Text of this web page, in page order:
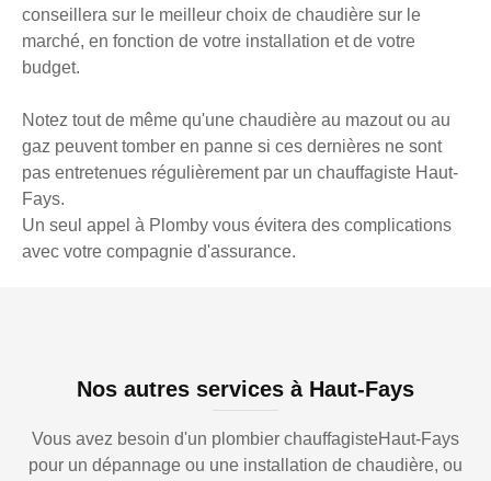
conseillera sur le meilleur choix de chaudière sur le
marché, en fonction de votre installation et de votre
budget.
Notez tout de même qu'une chaudière au mazout ou au
gaz peuvent tomber en panne si ces dernières ne sont
pas entretenues régulièrement par un chauffagiste Haut-
Fays.
Un seul appel à Plomby vous évitera des complications
avec votre compagnie d'assurance.
Nos autres services à Haut-Fays
Vous avez besoin d'un plombier chauffagisteHaut-Fays
pour un dépannage ou une installation de chaudière, ou